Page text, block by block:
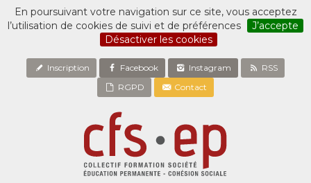
En poursuivant votre navigation sur ce site, vous acceptez
l’utilisation de cookies de suivi et de préférences
J’accepte
Désactiver les cookies
Inscription Facebook Instagram
RSS
RGPD
Contact